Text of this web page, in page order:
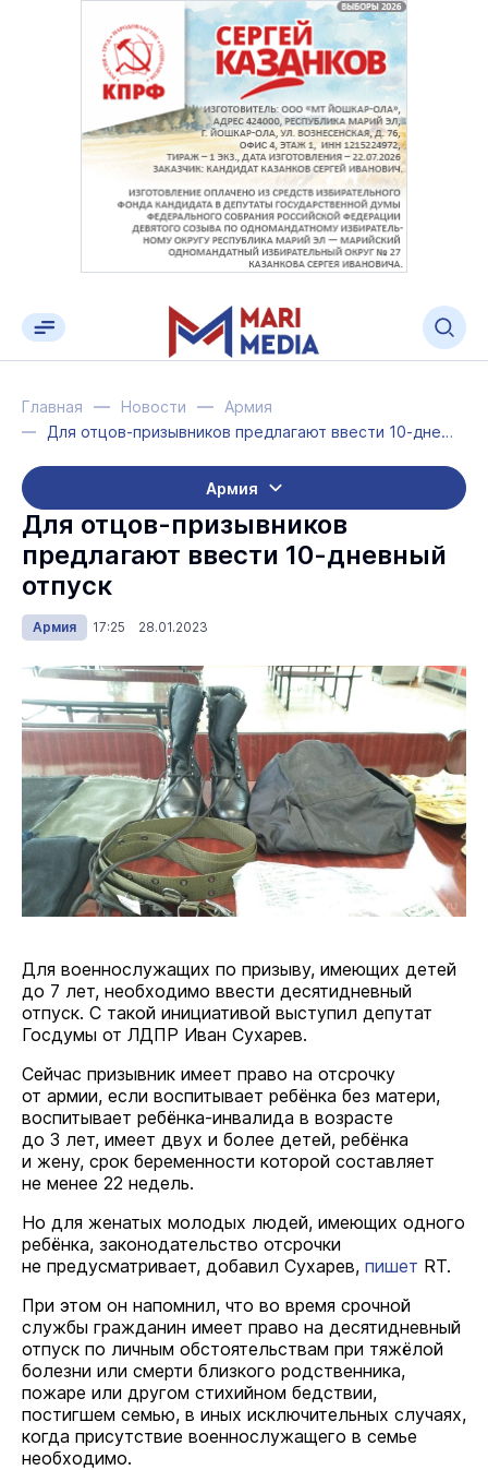
Главная Новости
Армия
Для отцов-призывников предлагают ввести 10-дневный отпуск
Армия
Для отцов-призывников
предлагают ввести 10-дневный
отпуск
Армия 17:25 28.01.2023
Для военнослужащих по призыву, имеющих детей
до 7 лет, необходимо ввести десятидневный
отпуск. С такой инициативой выступил депутат
Госдумы от ЛДПР Иван Сухарев.
Сейчас призывник имеет право на отсрочку
от армии, если воспитывает ребёнка без матери,
воспитывает ребёнка-инвалида в возрасте
до 3 лет, имеет двух и более детей, ребёнка
и жену, срок беременности которой составляет
не менее 22 недель.
Но для женатых молодых людей, имеющих одного
ребёнка, законодательство отсрочки
не предусматривает, добавил Сухарев, пишет RT.
При этом он напомнил, что во время срочной
службы гражданин имеет право на десятидневный
отпуск по личным обстоятельствам при тяжёлой
болезни или смерти близкого родственника,
пожаре или другом стихийном бедствии,
постигшем семью, в иных исключительных случаях,
когда присутствие военнослужащего в семье
необходимо.